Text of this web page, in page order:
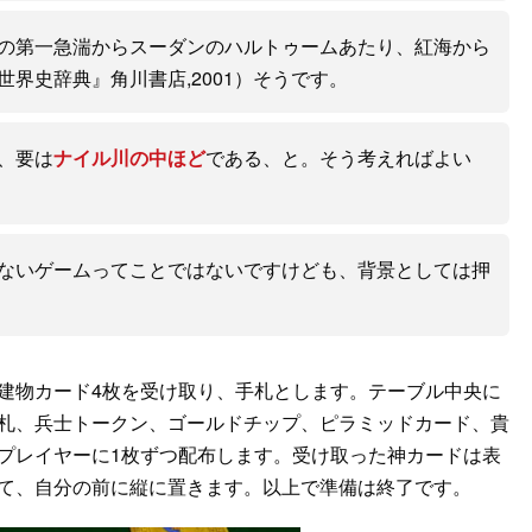
第一急湍からスーダンのハルトゥームあたり、紅海から
史辞典』角川書店,2001）そうです。
要はナイル川の中ほどである、と。そう考えればよい
いゲームってことではないですけども、背景としては押
カード4枚を受け取り、手札とします。テーブル中央に
兵士トークン、ゴールドチップ、ピラミッドカード、貴
イヤーに1枚ずつ配布します。受け取った神カードは表
自分の前に縦に置きます。以上で準備は終了です。